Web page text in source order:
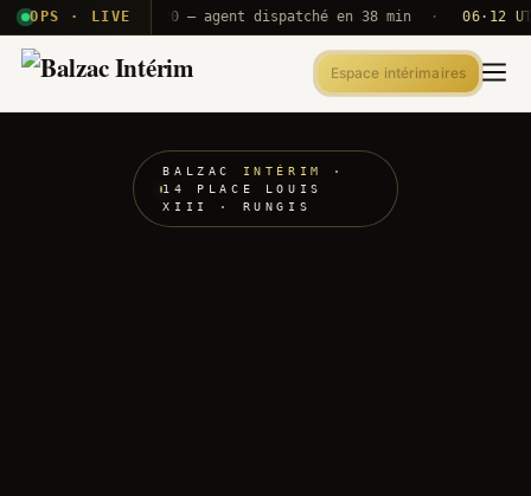
OPS · LIVE
T2E · B71 Push A320 — agent dispatché en 38 min · 06·12 UTC
Espace intérimaires
BALZAC INTÉRIM
·
14 PLACE LOUIS
XIII · RUNGIS